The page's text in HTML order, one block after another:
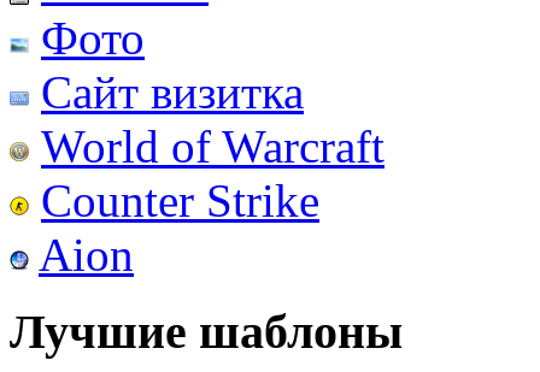
Фото
Сайт визитка
World of Warcraft
Counter Strike
Aion
Лучшие шаблоны